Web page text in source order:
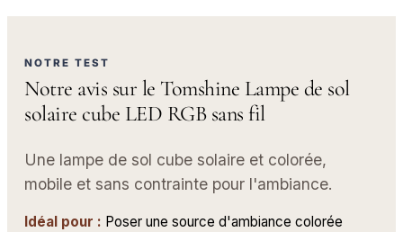
NOTRE TEST
Notre avis sur le Tomshine Lampe de sol
solaire cube LED RGB sans fil
Une lampe de sol cube solaire et colorée,
mobile et sans contrainte pour l'ambiance.
Idéal pour : Poser une source d'ambiance colorée